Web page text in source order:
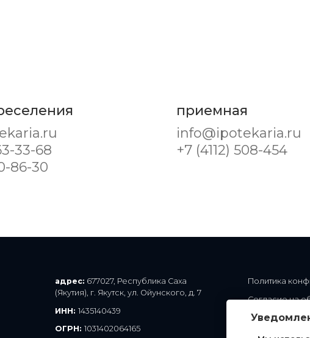
33-68
86-30
приемная
info@ipotekaria.ru
+7 (4112) 508-454
адрес:
Смотреть реквизиты